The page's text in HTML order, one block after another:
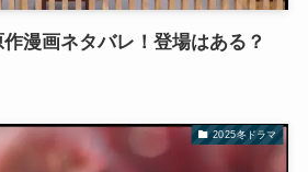
漫画ネタバレ！登場はある？
2025冬ドラマ